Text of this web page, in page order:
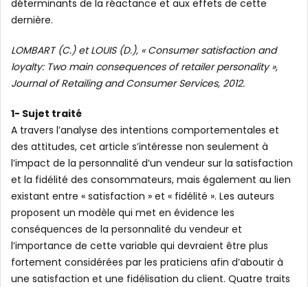
déterminants de la réactance et aux effets de cette
dernière.
LOMBART (C.) et LOUIS (D.), « Consumer satisfaction and
loyalty: Two main consequences of retailer personality »,
Journal of Retailing and Consumer Services, 2012.
1- Sujet traité
A travers l’analyse des intentions comportementales et
des attitudes, cet article s’intéresse non seulement à
l’impact de la personnalité d’un vendeur sur la satisfaction
et la fidélité des consommateurs, mais également au lien
existant entre « satisfaction » et « fidélité ». Les auteurs
proposent un modèle qui met en évidence les
conséquences de la personnalité du vendeur et
l’importance de cette variable qui devraient être plus
fortement considérées par les praticiens afin d’aboutir à
une satisfaction et une fidélisation du client. Quatre traits